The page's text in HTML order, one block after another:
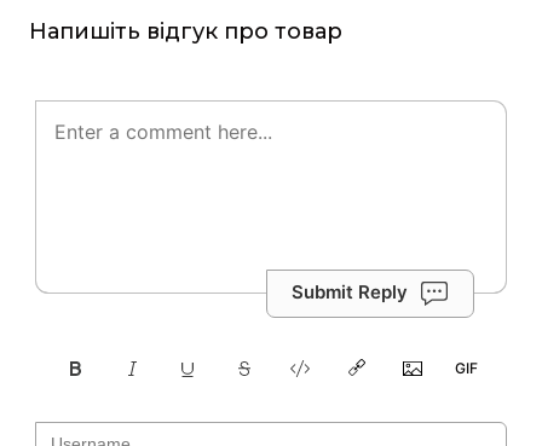
Напишіть відгук про товар
Submit Reply